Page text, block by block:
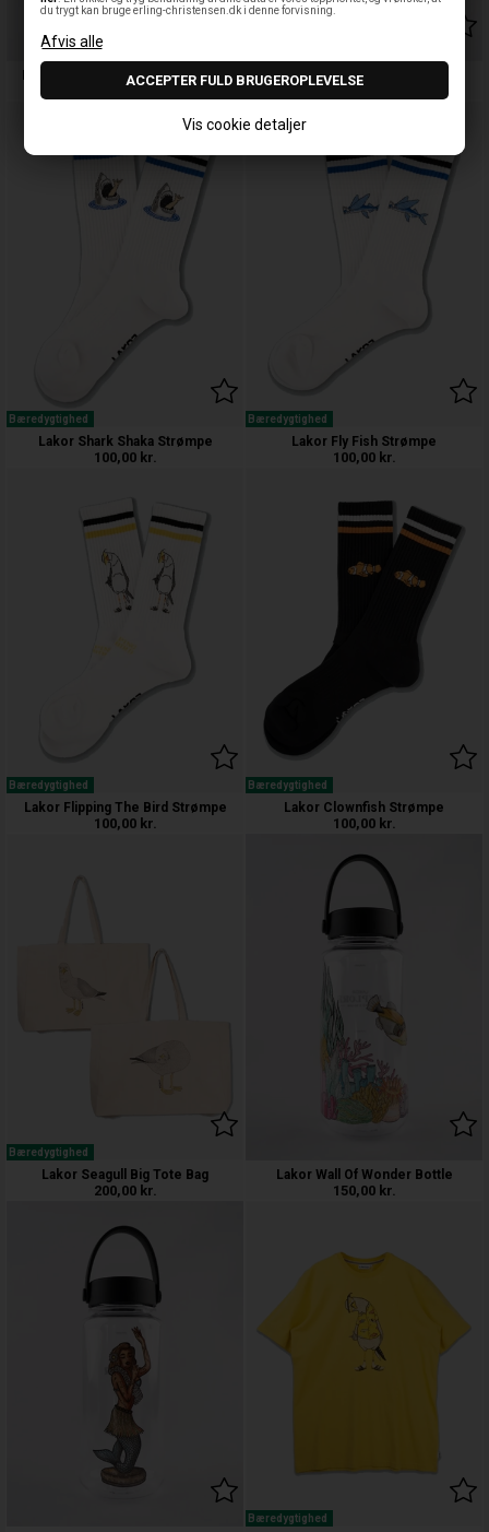
du trygt kan bruge erling-christensen.dk i denne forvisning.
Vis cookie detaljer
Lakor Vacation Stone Emaljekrus
150,00kr.
150,00
Bæredygtighed
Lakor Shark Shaka Strømpe
100,00 kr.
Bæredygtighed
Lakor Fly Fish Strømpe
100,00 kr.
Bæredygtighed
Lakor Flipping The Bird Strømpe
100,00 kr.
Bæredygtighed
Lakor Clownfish Strømpe
100,00 kr.
Bæredygtighed
Lakor Seagull Big Tote Bag
200,00 kr.
Lakor Wall Of Wonder Bottle
150,00 kr.
Bæredygtighed